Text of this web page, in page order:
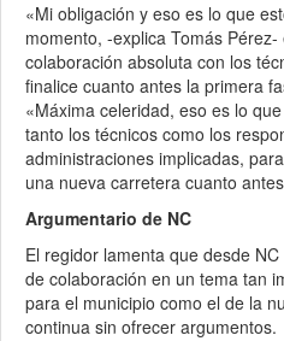
«Mi obligación y eso es lo que
momento, -explica Tomás
colaboración absoluta con los
finalice cuanto antes la primera
«Máxima celeridad, eso es lo
tanto los técnicos como los
administraciones implicadas,
una nueva carretera cuanto
Argumentario de NC
El regidor lamenta que desde
de colaboración en un tema tan
para el municipio como el de la
continua sin ofrecer argumentos.